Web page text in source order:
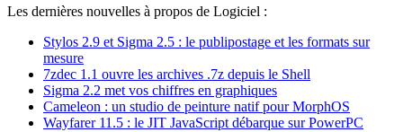
Les dernières nouvelles à propos de Logiciel :
Stylos 2.9 et Sigma 2.5 : le publipostage et les formats sur
mesure
7zdec 1.1 ouvre les archives .7z depuis le Shell
Sigma 2.2 met vos chiffres en graphiques
Cameleon : un studio de peinture natif pour MorphOS
Wayfarer 11.5 : le JIT JavaScript débarque sur PowerPC